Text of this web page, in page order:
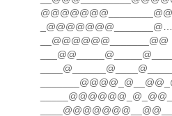
@@@@@@@________@@
_@@@@@@@_______@….
__@@@@@@_______@@
___@@_____@_____@____